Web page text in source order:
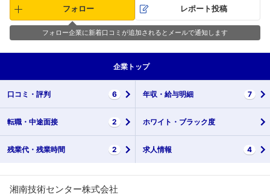
フォロー レポート投稿
フォロー企業に新着口コミが追加されるとメールで通知します
企業 トップ
口コミ・ 評判 6 年収・ 給与明細 7
転職・ 中途面接 2 ホワイト・ ブラック度
残業代・ 残業時間 2 求人情報 4
湘南技術センター株式会社